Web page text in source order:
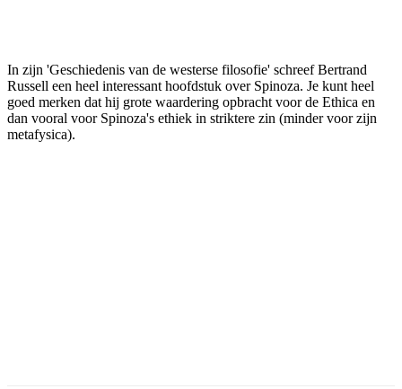
In zijn 'Geschiedenis van de westerse filosofie' schreef Bertrand
Russell een heel interessant hoofdstuk over Spinoza. Je kunt heel
goed merken dat hij grote waardering opbracht voor de Ethica en
dan vooral voor Spinoza's ethiek in striktere zin (minder voor zijn
metafysica).